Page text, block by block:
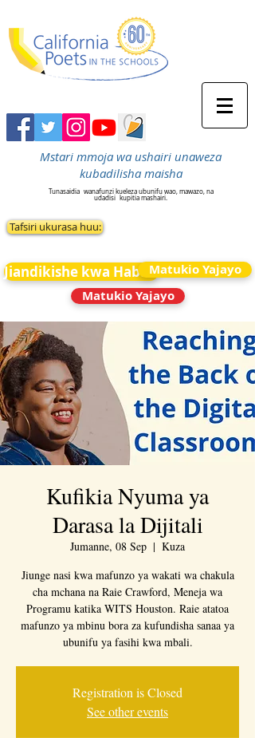
Mstari mmoja wa ushairi unaweza
kubadilisha maisha
Tunasaidia wanafunzi kueleza ubunifu wao, mawazo, na
udadisi kupitia mashairi.
Tafsiri ukurasa huu:
Jiandikishe kwa HabariMatukio Yajayo
Matukio Yajayo
Kufikia Nyuma ya
Darasa la Dijitali
Jumanne, 08 Sep
  |
Kuza
Jiunge nasi kwa mafunzo ya wakati wa chakula
cha mchana na Raie Crawford, Meneja wa
Programu katika WITS Houston. Raie atatoa
mafunzo ya mbinu bora za kufundisha sanaa ya
ubunifu ya fasihi kwa mbali.
Registration is Closed
See other events